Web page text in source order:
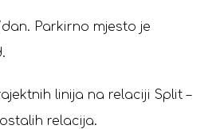
Parkirno mjesto je
linija na relaciji Split –
relacija.